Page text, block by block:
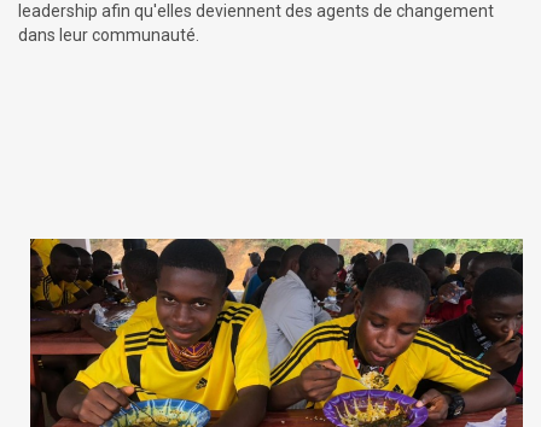
leadership afin qu'elles deviennent des agents de changement
dans leur communauté.